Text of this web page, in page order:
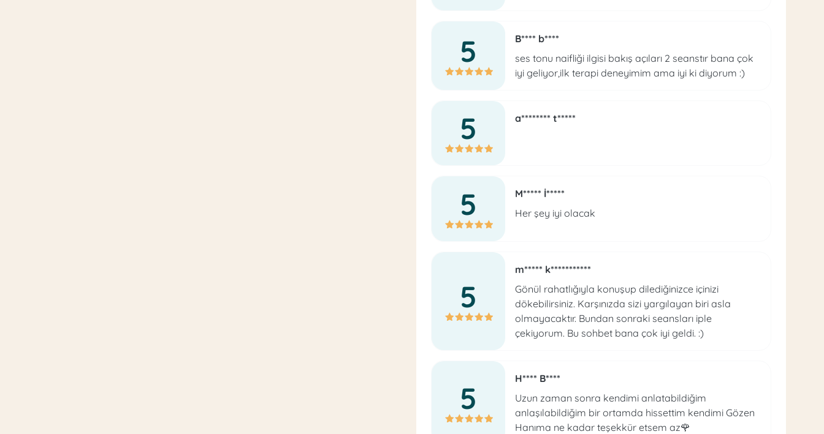
5
B**** b****
ses tonu naifliği ilgisi bakış açıları 2 seanstır bana çok
iyi geliyor,ilk terapi deneyimim ama iyi ki diyorum :)
5 a******** t*****
5
M***** İ*****
Her şey iyi olacak
5
m***** k***********
Gönül rahatlığıyla konuşup dilediğinizce içinizi
dökebilirsiniz. Karşınızda sizi yargılayan biri asla
olmayacaktır. Bundan sonraki seansları iple
çekiyorum. Bu sohbet bana çok iyi geldi. :)
5
H**** B****
Uzun zaman sonra kendimi anlatabildiğim
anlaşılabildiğim bir ortamda hissettim kendimi Gözen
Hanıma ne kadar teşekkür etsem az🌹